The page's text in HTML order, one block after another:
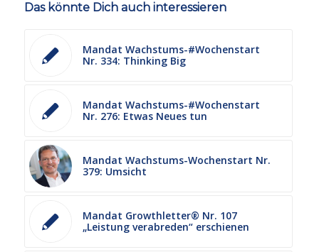
Das könnte Dich auch interessieren
Mandat Wachstums-#Wochenstart
Nr. 334: Thinking Big
Mandat Wachstums-#Wochenstart
Nr. 276: Etwas Neues tun
Mandat Wachstums-Wochenstart Nr.
379: Umsicht
Mandat Growthletter® Nr. 107
„Leistung verabreden“ erschienen